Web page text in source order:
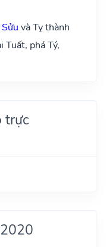
Sửu và Tỵ thành
Tuất, phá Tý,
trực